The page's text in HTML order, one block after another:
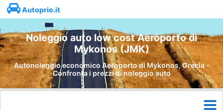
Autoprio.it
Noleggio auto low cost Aeroporto di
Mykonos (JMK)
Autonoleggio economico Aeroporto di Mykonos, Grecia -
Confronta i prezzi di noleggio auto